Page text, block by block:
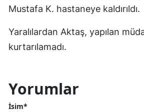
Mustafa K. hastaneye kaldırıldı.
Yaralılardan Aktaş, yapılan
kurtarılamadı.
Yorumlar
İsim*